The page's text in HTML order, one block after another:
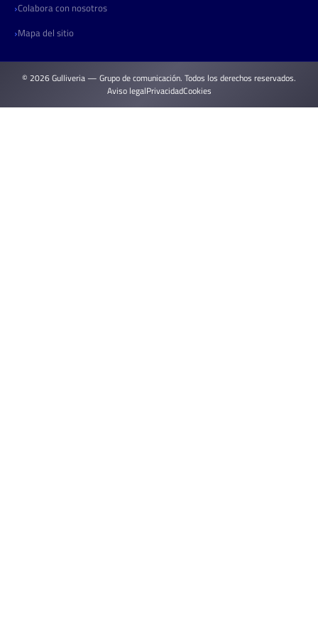
Colabora con nosotros
Mapa del sitio
© 2026 Gulliveria — Grupo de comunicación. Todos los derechos reservados.
Aviso legalPrivacidadCookies